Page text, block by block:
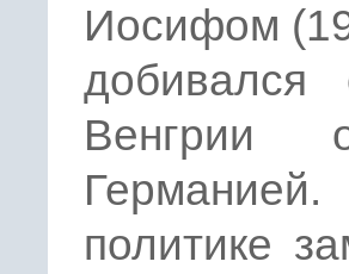
Иосифом
добивался
политике